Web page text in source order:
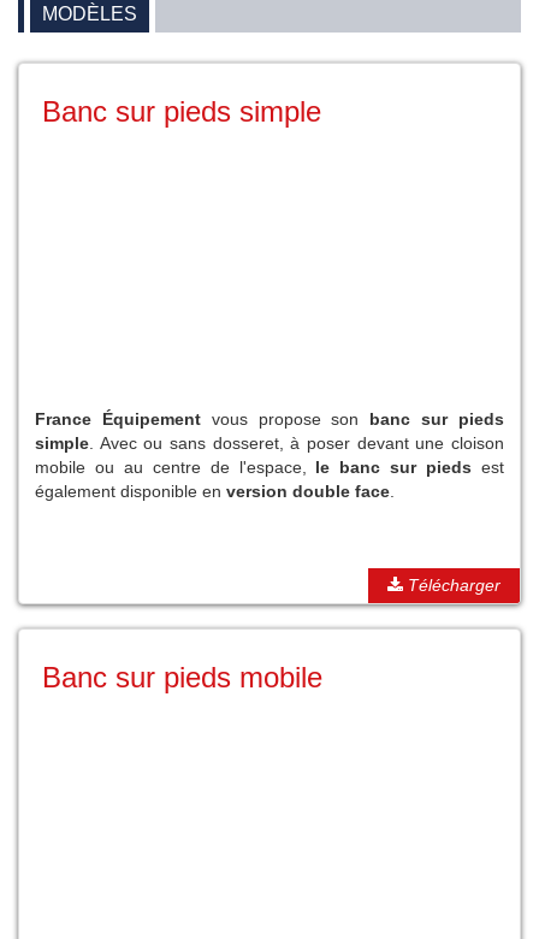
MODÈLES
Banc sur pieds simple
France Équipement vous propose son banc sur pieds
simple . Avec ou sans dosseret, à poser devant une cloison
mobile ou au centre de l'espace,
le banc sur pieds est
également disponible en version double face
Télécharger
Banc sur pieds mobile